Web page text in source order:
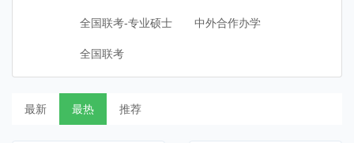
全国联考-专业硕士 中外合作办学
全国联考
最新 最热 推荐